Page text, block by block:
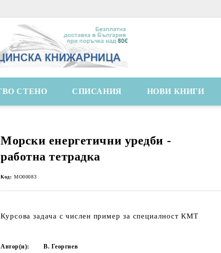
СТЕНО СПИСАНИЯ НОВИ КНИГИ
Морски енергетични уредби -
работна тетрадка
Код: MO00083
Курсова задача с числен пример за специалност КМТ
Автор(и):
В. Георгиев